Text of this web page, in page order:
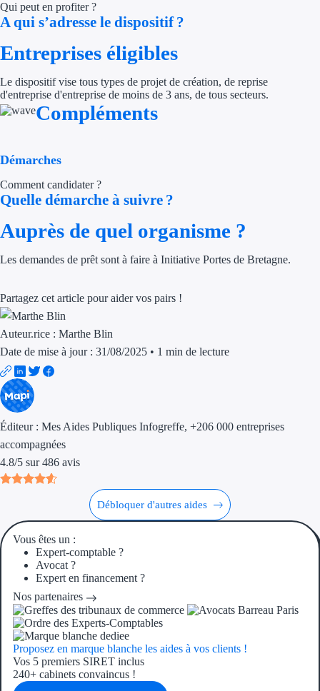
Aides Région
Aides Région
Aides Région
Aides Région
Aides Région
Qui peut en profiter ?
A qui s’adresse le dispositif ?
Entreprises éligibles
Le dispositif vise tous types de projet de création, de reprise
d'entreprise d'entreprise de moins de 3 ans, de tous secteurs.
Compléments
Démarches
Comment candidater ?
Quelle démarche à suivre ?
Auprès de quel organisme ?
Les demandes de prêt sont à faire à Initiative Portes de Bretagne.
Partagez cet article pour aider vos pairs !
Auteur.rice : Marthe Blin
Date de mise à jour : 31/08/2025 • 1 min de lecture
Éditeur : Mes Aides Publiques Infogreffe, +206 000 entreprises
accompagnées
4.8/5 sur 486 avis
Débloquer d'autres aides
Vous êtes un :
Expert-comptable ?
Avocat ?
Expert en financement ?
Nos partenaires
Proposez en marque blanche les aides à vos clients !
Vos 5 premiers SIRET inclus
240+ cabinets convaincus !